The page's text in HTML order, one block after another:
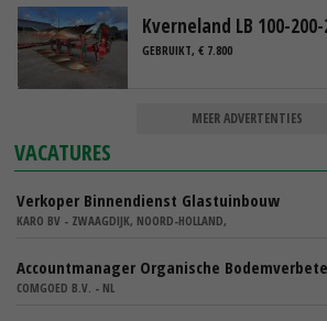
Kverneland LB 100-
GEBRUIKT, € 7.800
MEER ADVERTENTIES
VACATURES
Verkoper Binnendienst Glastuinbouw
KARO BV - ZWAAGDIJK, NOORD-HOLLAND,
Accountmanager Organische
COMGOED B.V. - NL